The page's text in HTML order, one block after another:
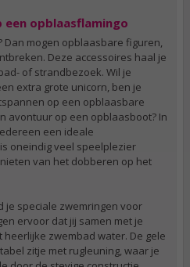
een opblaasflamingo
Dan mogen opblaasbare figuren,
Deze accessoires haal je
of strandbezoek. Wil je
extra grote unicorn, ben je
op een opblaasbare
avontuur op een opblaasboot? In
een ideale
oneindig veel speelplezier
van het dobberen op het
je speciale zwemringen voor
ervoor dat jij samen met je
zwembad water. De gele
zitje met rugleuning, waar je